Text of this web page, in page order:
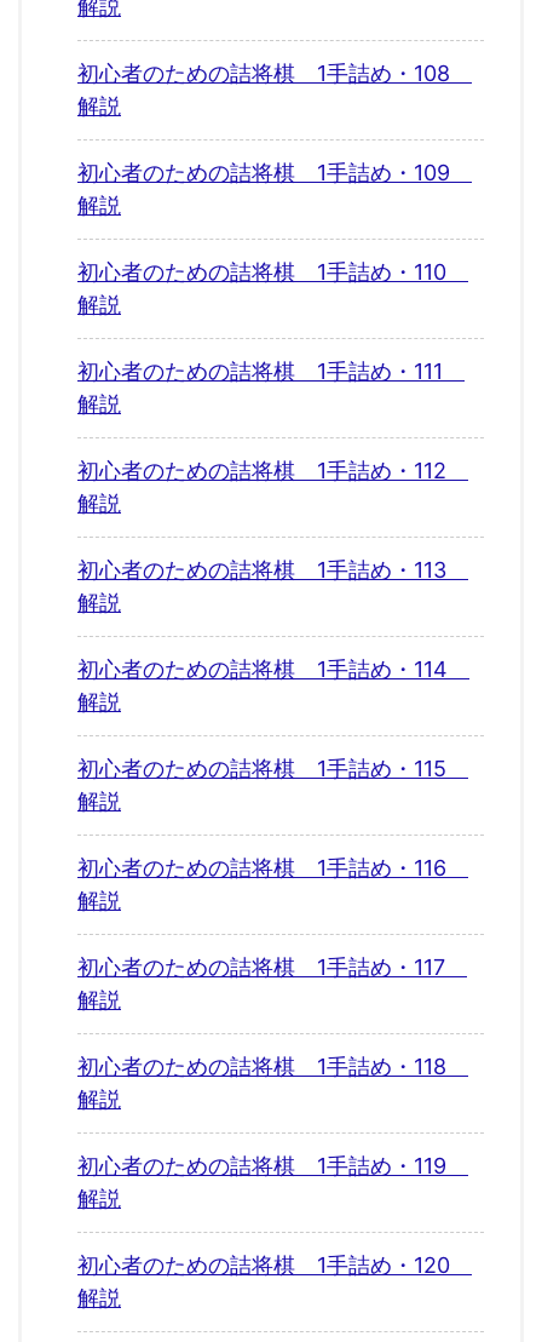
解説
初心者のための詰将棋 1手詰め・108
解説
初心者のための詰将棋 1手詰め・109
解説
初心者のための詰将棋 1手詰め・110
解説
初心者のための詰将棋 1手詰め・111
解説
初心者のための詰将棋 1手詰め・112
解説
初心者のための詰将棋 1手詰め・113
解説
初心者のための詰将棋 1手詰め・114
解説
初心者のための詰将棋 1手詰め・115
解説
初心者のための詰将棋 1手詰め・116
解説
初心者のための詰将棋 1手詰め・117
解説
初心者のための詰将棋 1手詰め・118
解説
初心者のための詰将棋 1手詰め・119
解説
初心者のための詰将棋 1手詰め・120
解説